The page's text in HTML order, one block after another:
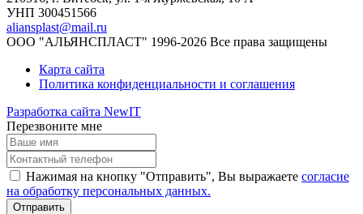
УНП 300451566
aliansplast@mail.ru
ООО "АЛЬЯНСПЛАСТ" 1996-2026 Все права защищены
Карта сайта
Политика конфиденциальности и соглашения
Разработка сайта NewIT
Перезвоните мне
Нажимая на кнопку "Отправить", Вы выражаете согласие
на обработку персональных данных.